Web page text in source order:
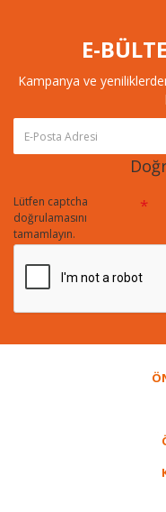
E-
Kampanya ve
Lütfen captcha
doğrulamasını
tamamlayın.